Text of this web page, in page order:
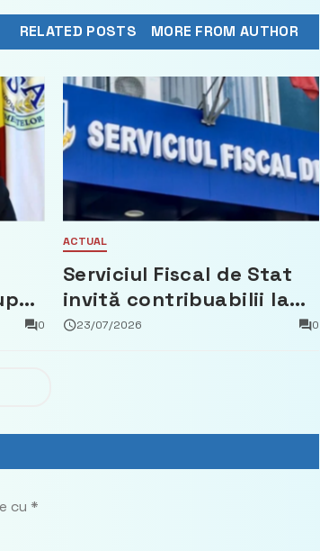
RELATED POSTS MORE FROM AUTHOR
0
ACTUAL
Serviciul Fiscal de Stat
invită contribuabilii la
un webinar gratuit
23/07/2026 0
cu *